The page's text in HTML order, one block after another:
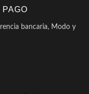
bancaria, Modo y